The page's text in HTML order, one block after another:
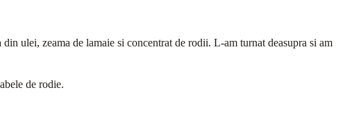
ulei, zeama de lamaie si concentrat de rodii. L-am turnat deasupra si am
de rodie.